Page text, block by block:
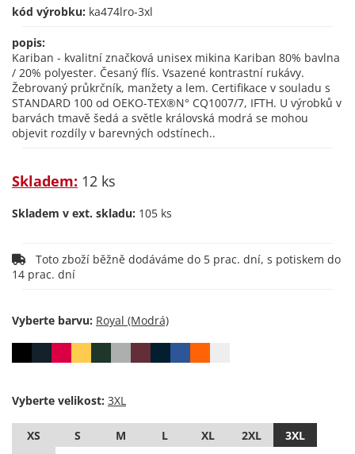
kód výrobku: ka474lro-3xl
popis:
Kariban - kvalitní značková unisex mikina Kariban 80% bavlna
/ 20% polyester. Česaný flís. Vsazené kontrastní rukávy.
Žebrovaný průkrčník, manžety a lem. Certifikace v souladu s
STANDARD 100 od OEKO-TEX®N° CQ1007/7, IFTH. U výrobků v
barvách tmavě šedá a světle královská modrá se mohou
objevit rozdíly v barevných odstínech..
Skladem: 12 ks
Skladem v ext. skladu: 105 ks
14 prac. dní
Vyberte barvu:
Vyberte velikost:
XS S M L XL 2XL
3XL